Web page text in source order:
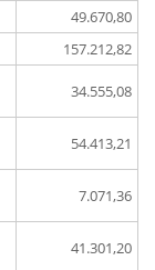
49.670,80
157.212,82
34.555,08
54.413,21
7.071,36
41.301,20